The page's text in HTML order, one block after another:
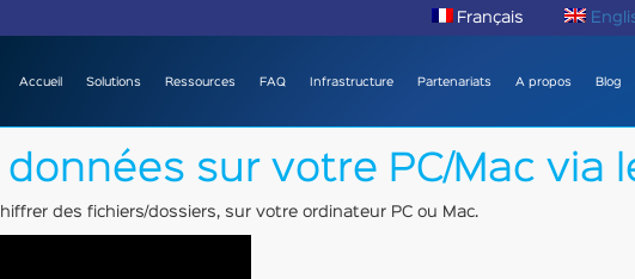
Français
Accueil Solutions Ressources FAQ Infrastructure Partenariats A propos Blog
sur votre PC/Mac via
des fichiers/dossiers, sur votre ordinateur PC ou Mac.